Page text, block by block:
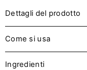
Dettagli del prodotto
Come si usa
Ingredienti